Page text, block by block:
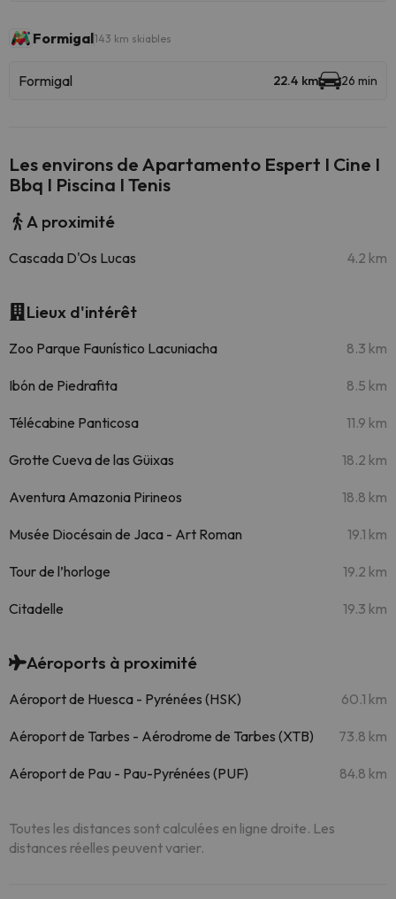
Formigal143 km skiables
Formigal 22.4 km 26 min
Les environs de Apartamento Espert I Cine I
Bbq I Piscina I Tenis
A proximité
Cascada D'Os Lucas 4.2 km
Lieux d'intérêt
Zoo Parque Faunístico Lacuniacha 8.3 km
Ibón de Piedrafita 8.5 km
Télécabine Panticosa 11.9 km
Grotte Cueva de las Güixas 18.2 km
Aventura Amazonia Pirineos 18.8 km
Musée Diocésain de Jaca - Art Roman 19.1 km
Tour de l’horloge 19.2 km
Citadelle 19.3 km
Aéroports à proximité
Aéroport de Huesca - Pyrénées (HSK) 60.1 km
Aéroport de Tarbes - Aérodrome de Tarbes (XTB) 73.8 km
Aéroport de Pau - Pau-Pyrénées (PUF) 84.8 km
Toutes les distances sont calculées en ligne droite. Les
distances réelles peuvent varier.